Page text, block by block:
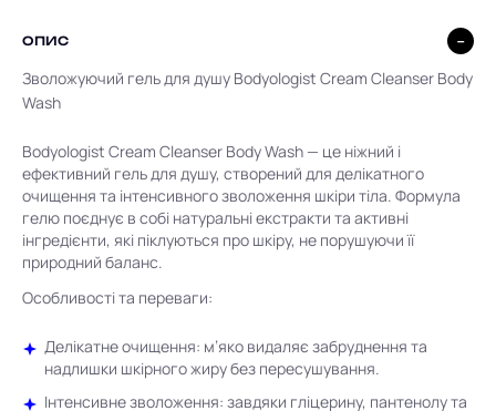
ОПИС
Зволожуючий гель для душу Bodyologist Cream Cleanser Body
Wash
Bodyologist Cream Cleanser Body Wash — це ніжний і
ефективний гель для душу, створений для делікатного
очищення та інтенсивного зволоження шкіри тіла. Формула
гелю поєднує в собі натуральні екстракти та активні
інгредієнти, які піклуються про шкіру, не порушуючи її
природний баланс.
Особливості та переваги:
Делікатне очищення: м’яко видаляє забруднення та
надлишки шкірного жиру без пересушування.
Інтенсивне зволоження: завдяки гліцерину, пантенолу та